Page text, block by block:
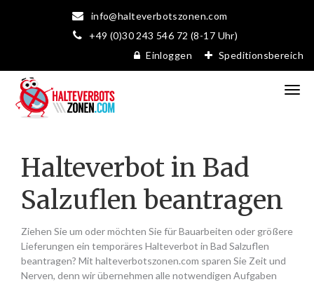
info@halteverbotszonen.com
+49 (0)30 243 546 72 (8-17 Uhr)
Einloggen
Speditionsbereich
Halteverbot in Bad
Salzuflen beantragen
Ziehen Sie um oder möchten Sie für Bauarbeiten oder größere
Lieferungen ein temporäres Halteverbot in Bad Salzuflen
beantragen? Mit halteverbotszonen.com sparen Sie Zeit und
Nerven, denn wir übernehmen alle notwendigen Aufgaben